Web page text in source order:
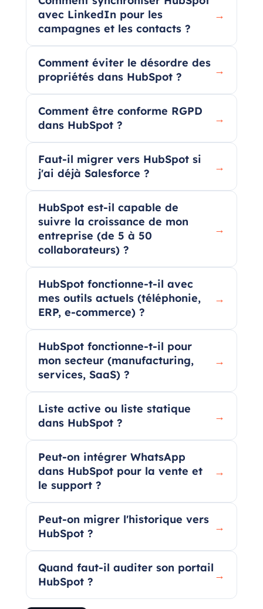
avec LinkedIn pour les
campagnes et les contacts ?
→
Comment éviter le désordre des
propriétés dans HubSpot ?
→
Comment être conforme RGPD
dans HubSpot ?
→
Faut-il migrer vers HubSpot si
j'ai déjà Salesforce ?
→
HubSpot est-il capable de
suivre la croissance de mon
entreprise (de 5 à 50
collaborateurs) ?
→
HubSpot fonctionne-t-il avec
mes outils actuels (téléphonie,
ERP, e-commerce) ?
→
HubSpot fonctionne-t-il pour
mon secteur (manufacturing,
services, SaaS) ?
→
Liste active ou liste statique
dans HubSpot ?
→
Peut-on intégrer WhatsApp
dans HubSpot pour la vente et
le support ?
→
Peut-on migrer l'historique vers
HubSpot ?
→
Quand faut-il auditer son portail
HubSpot ?
→